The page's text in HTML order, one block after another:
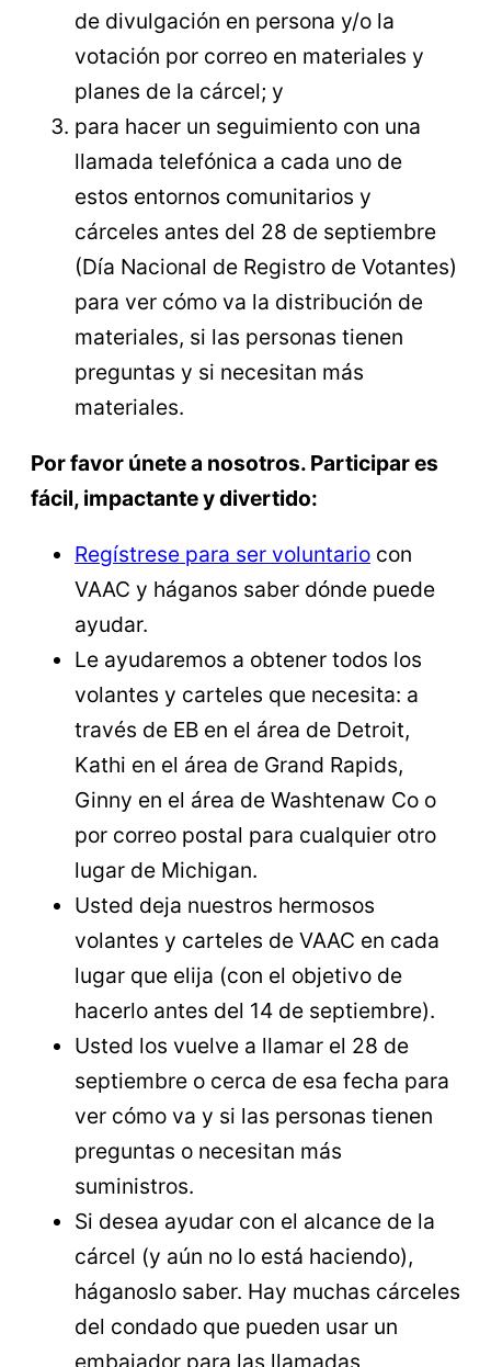
de divulgación en persona y/o la
votación por correo en materiales y
planes de la cárcel; y
para hacer un seguimiento con una
llamada telefónica a cada uno de
estos entornos comunitarios y
cárceles antes del 28 de septiembre
(Día Nacional de Registro de Votantes)
para ver cómo va la distribución de
materiales, si las personas tienen
preguntas y si necesitan más
materiales.
Por favor únete a nosotros. Participar es
fácil, impactante y divertido:
Regístrese para ser voluntario con
VAAC y háganos saber dónde puede
ayudar.
Le ayudaremos a obtener todos los
volantes y carteles que necesita: a
través de EB en el área de Detroit,
Kathi en el área de Grand Rapids,
Ginny en el área de Washtenaw Co o
por correo postal para cualquier otro
lugar de Michigan.
Usted deja nuestros hermosos
volantes y carteles de VAAC en cada
lugar que elija (con el objetivo de
hacerlo antes del 14 de septiembre).
Usted los vuelve a llamar el 28 de
septiembre o cerca de esa fecha para
ver cómo va y si las personas tienen
preguntas o necesitan más
suministros.
Si desea ayudar con el alcance de la
cárcel (y aún no lo está haciendo),
háganoslo saber. Hay muchas cárceles
del condado que pueden usar un